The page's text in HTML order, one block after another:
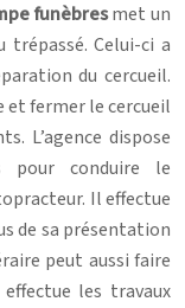
funèbresmet un
Celui-ci a
du cercueil.
et fermer le cercueil
L’agence dispose
pour conduire le
Il effectue
de sa présentation
peut aussi faire
les travaux